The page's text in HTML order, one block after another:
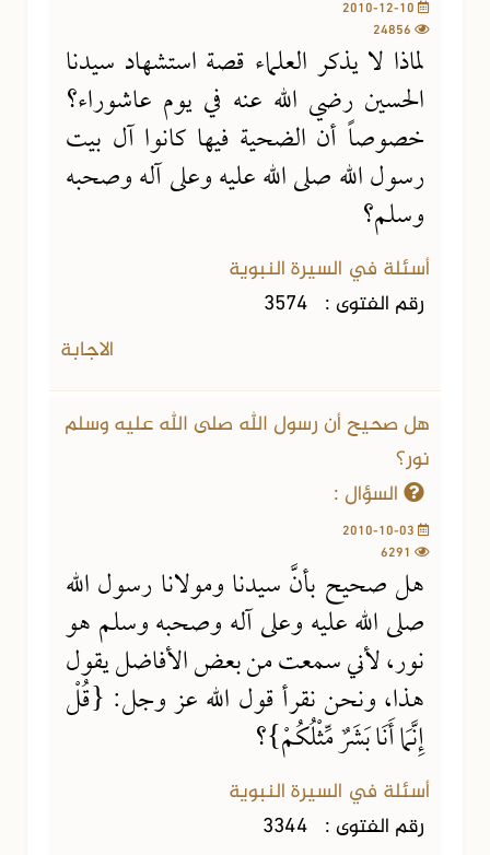
لماذا لا يذكر العلماء قصة استشهاد سيدنا
الحسين رضي الله عنه في يوم عاشوراء؟
خصوصاً أن الضحية فيها كانوا آل بيت
رسول الله صلى الله عليه وعلى آله وصحبه
وسلم؟
أسئلة في السيرة النبوية
رقم الفتوى : 3574
الاجابة
هل صحيح أن رسول الله صلى الله عليه وسلم
نور؟
السؤال :
هل صحيح بأنَّ سيدنا ومولانا رسول الله
صلى الله عليه وعلى آله وصحبه وسلم هو
نور، لأني سمعت من بعض الأفاضل يقول
هذا، ونحن نقرأ قول الله عز وجل: {قُلْ
إِنَّمَا أَنَا بَشَرٌ مِّثْلُكُمْ}؟
أسئلة في السيرة النبوية
رقم الفتوى : 3344